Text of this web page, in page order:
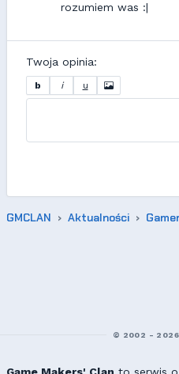
rozumiem was :|
Twoja opinia:
b i u
GMCLAN Aktualności
© 2002 - 2026